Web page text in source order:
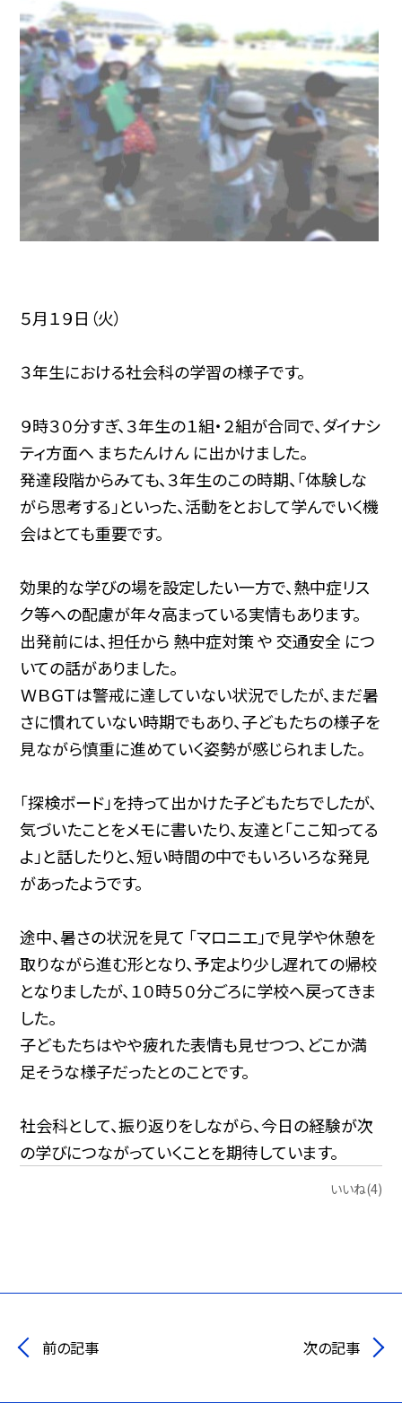
５月１９日（火）
３年生における社会科の学習の様子です。
９時３０分すぎ、３年生の１組・２組が合同で、ダイナシ
ティ方面へ まちたんけん に出かけました。
発達段階からみても、３年生のこの時期、「体験しな
がら思考する」といった、活動をとおして学んでいく機
会はとても重要です。
効果的な学びの場を設定したい一方で、熱中症リス
ク等への配慮が年々高まっている実情もあります。
出発前には、担任から 熱中症対策 や 交通安全 につ
いての話がありました。
ＷＢＧＴは警戒に達していない状況でしたが、まだ暑
さに慣れていない時期でもあり、子どもたちの様子を
見ながら慎重に進めていく姿勢が感じられました。
「探検ボード」を持って出かけた子どもたちでしたが、
気づいたことをメモに書いたり、友達と「ここ知ってる
よ」と話したりと、短い時間の中でもいろいろな発見
があったようです。
途中、暑さの状況を見て 「マロニエ」で見学や休憩を
取りながら進む形となり、予定より少し遅れての帰校
となりましたが、１０時５０分ごろに学校へ戻ってきま
した。
子どもたちはやや疲れた表情も見せつつ、どこか満
足そうな様子だったとのことです。
社会科として、振り返りをしながら、今日の経験が次
の学びにつながっていくことを期待しています。
いいね(4)
前の記事 次の記事